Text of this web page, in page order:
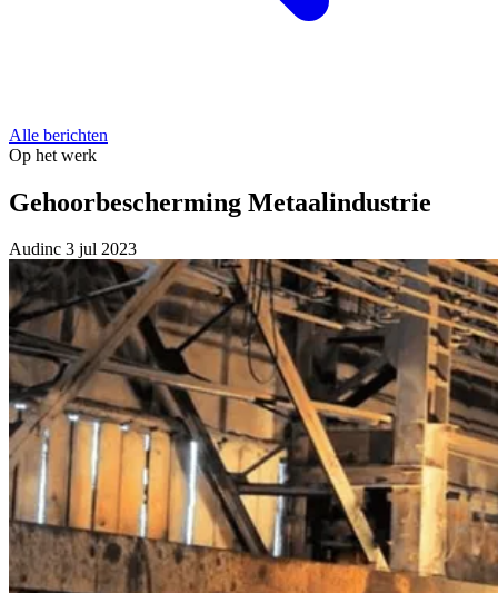
Alle berichten
Op het werk
Gehoorbescherming Metaalindustrie
Audinc 3 jul 2023